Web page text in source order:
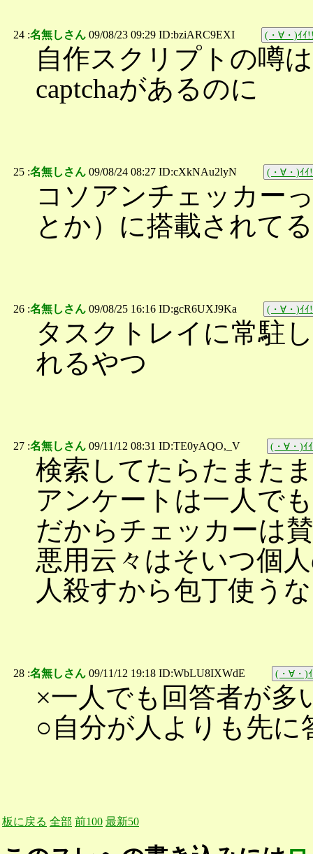
24 :名無しさん 09/08/23 09:29 ID:bziARC9EXI (・∀・)ｲｲ
自作スクリプトの噂
captchaがあるのに
25 :名無しさん 09/08/24 08:27 ID:cXkNAu2lyN (・∀・)ｲｲ
コソアンチェッカー
とか）に搭載されて
26 :名無しさん 09/08/25 16:16 ID:gcR6UXJ9Ka (・∀・)ｲｲ
タスクトレイに常駐
れるやつ
27 :名無しさん 09/11/12 08:31 ID:TE0yAQO,_V (・∀・)ｲ
検索してたらたまた
アンケートは一人で
だからチェッカーは
悪用云々はそいつ個
人殺すから包丁使う
28 :名無しさん 09/11/12 19:18 ID:WbLU8IXWdE (・∀・)
×一人でも回答者が多
○自分が人よりも先
板に戻る 全部 前100 最新50